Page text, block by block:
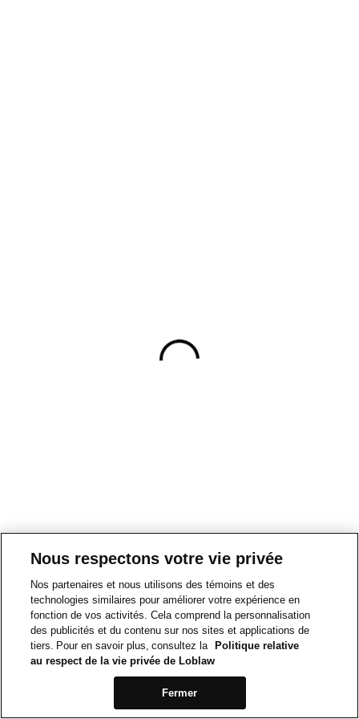
Nous respectons votre vie privée
Nos partenaires et nous utilisons des témoins et des
technologies similaires pour améliorer votre expérience en
fonction de vos activités. Cela comprend la personnalisation
des publicités et du contenu sur nos sites et applications de
tiers. Pour en savoir plus, consultez la
Politique relative
au respect de la vie privée de Loblaw
Fermer